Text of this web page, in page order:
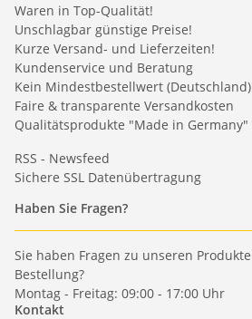
Waren in Top-Qualität!
Unschlagbar günstige Preise!
Kurze Versand- und Lieferzeiten!
Kundenservice und Beratung
Kein Mindestbestellwert (Deutschland)
Faire & transparente Versandkosten
Qualitätsprodukte "Made in Germany"
RSS - Newsfeed
Sichere SSL Datenübertragung
Haben Sie Fragen?
Sie haben Fragen zu unseren
Bestellung?
Montag - Freitag: 09:00 - 17:00 Uhr
Kontakt